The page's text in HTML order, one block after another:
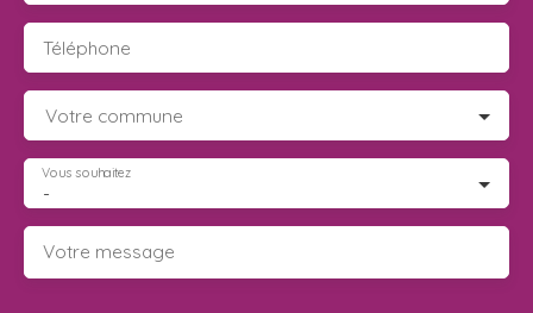
Téléphone
Votre commune
-
Vous souhaitez
Votre message